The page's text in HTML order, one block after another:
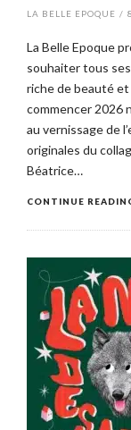
LA BELLE EPOQUE /
La Belle Epoque
souhaiter tous
riche de beauté
commencer 2026
au vernissage de
originales du
Béatrice…
CONTINUE